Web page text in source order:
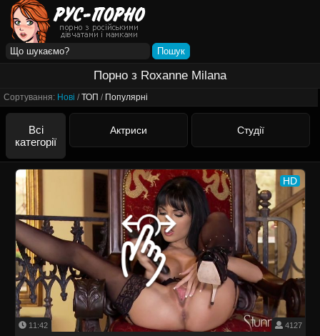
Порно з Roxanne Milana
Сортування: Нові / ТОП / Популярні
Всі
категорії
Актриси Студії
HD
4127
11:42